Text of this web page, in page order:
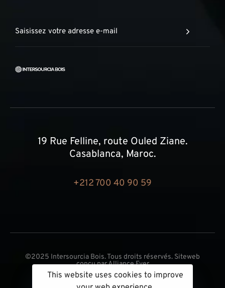
19 Rue Felline, route Ouled Ziane.
Casablanca, Maroc.
+212 700 40 90 59
©2025 Intersourcia Bois. Tous droits réservés. Siteweb
conçu parAlliance Ever
This website uses cookies to improve